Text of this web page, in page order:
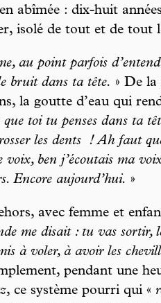
abîmée : dix-huit
isolé de tout et de tout
au point parfois
bruit dans ta tête. » De la
la goutte d’eau qui
que toi tu penses dans ta
les dents
! Ah faut
ben j’écoutais ma
Encore aujourd’hui. »
avec femme et
me disait : tu vas sortir,
à voler, à avoir les
pendant une
, ce système pourri qui «